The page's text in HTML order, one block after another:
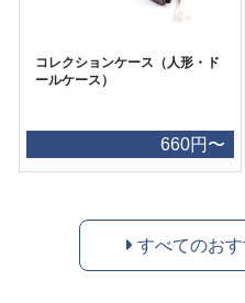
コレクションケース（人形・ド
ールケース）
660円〜
すべてのお